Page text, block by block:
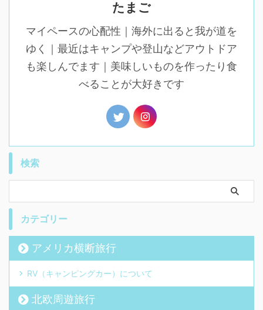
たまご
マイペースの心配性｜海外に出ると我が道を
ゆく｜最近はキャンプや登山などアウトドア
も楽しんでます｜美味しいものを作ったり食
べることが大好きです
検索
カテゴリー
アメリカ横断旅行
RV（キャンピングカー）について
北欧周遊旅行